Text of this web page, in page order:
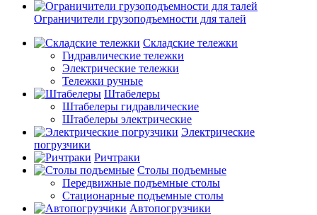
Ограничители грузоподъемности для талей
Складские тележки
Гидравлические тележки
Электрические тележки
Тележки ручные
Штабелеры
Штабелеры гидравлические
Штабелеры электрические
Электрические
погрузчики
Ричтраки
Столы подъемные
Передвижные подъемные столы
Стационарные подъемные столы
Автопогрузчики